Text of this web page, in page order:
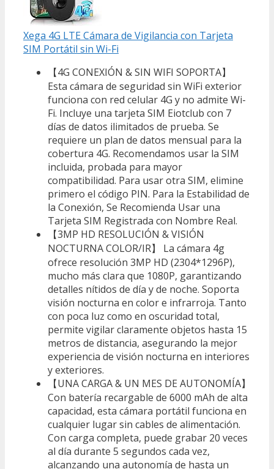
Xega 4G LTE Cámara de Vigilancia con Tarjeta
SIM Portátil sin Wi-Fi
【4G CONEXIÓN & SIN WIFI SOPORTA】
Esta cámara de seguridad sin WiFi exterior
funciona con red celular 4G y no admite Wi-
Fi. Incluye una tarjeta SIM Eiotclub con 7
días de datos ilimitados de prueba. Se
requiere un plan de datos mensual para la
cobertura 4G. Recomendamos usar la SIM
incluida, probada para mayor
compatibilidad. Para usar otra SIM, elimine
primero el código PIN. Para la Estabilidad de
la Conexión, Se Recomienda Usar una
Tarjeta SIM Registrada con Nombre Real.
【3MP HD RESOLUCIÓN & VISIÓN
NOCTURNA COLOR/IR】 La cámara 4g
ofrece resolución 3MP HD (2304*1296P),
mucho más clara que 1080P, garantizando
detalles nítidos de día y de noche. Soporta
visión nocturna en color e infrarroja. Tanto
con poca luz como en oscuridad total,
permite vigilar claramente objetos hasta 15
metros de distancia, asegurando la mejor
experiencia de visión nocturna en interiores
y exteriores.
【UNA CARGA & UN MES DE AUTONOMÍA】
Con batería recargable de 6000 mAh de alta
capacidad, esta cámara portátil funciona en
cualquier lugar sin cables de alimentación.
Con carga completa, puede grabar 20 veces
al día durante 5 segundos cada vez,
alcanzando una autonomía de hasta un